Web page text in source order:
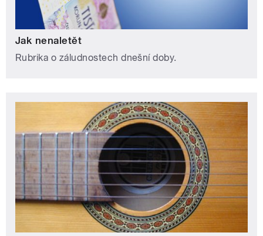
Jak nenaletět
Rubrika o záludnostech dnešní doby.